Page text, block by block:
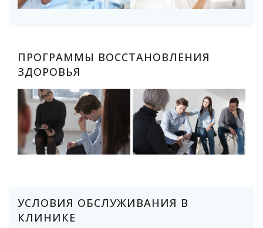
ПРОГРАММЫ ВОССТАНОВЛЕНИЯ
ЗДОРОВЬЯ
УСЛОВИЯ ОБСЛУЖИВАНИЯ В
КЛИНИКЕ